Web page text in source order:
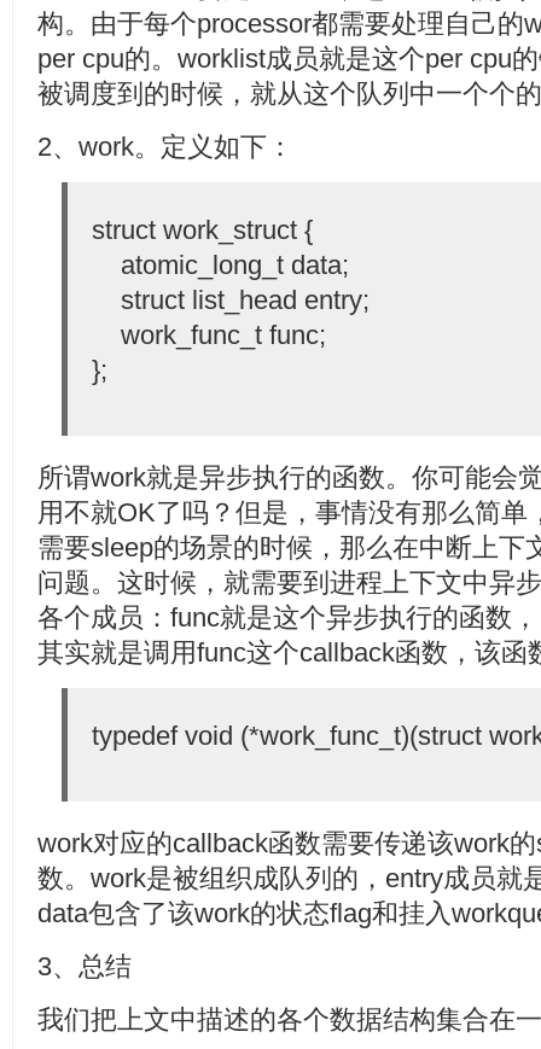
构。由于每个processor都需要处理自己的
per cpu的。worklist成员就是这个per cpu
被调度到的时候，就从这个队列中一个个
2、work。定义如下：
struct work_struct {
atomic_long_t data;
struct list_head entry;
work_func_t func;
};
所谓work就是异步执行的函数。你可能会
用不就OK了吗？但是，事情没有那么简
需要sleep的场景的时候，那么在中断上下
问题。这时候，就需要到进程上下文中异
各个成员：func就是这个异步执行的函数
其实就是调用func这个callback函数，该函
typedef void (*work_func_t)(struct
work对应的callback函数需要传递该work
数。work是被组织成队列的，entry成员就
data包含了该work的状态flag和挂入
3、总结
我们把上文中描述的各个数据结构集合在